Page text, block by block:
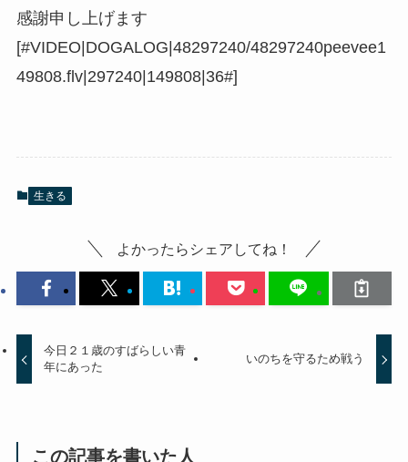
感謝申し上げます
[#VIDEO|DOGALOG|48297240/48297240peevee1
49808.flv|297240|149808|36#]
生きる
よかったらシェアしてね！
今日２１歳のすばらしい青
年にあった
いのちを守るため戦う
この記事を書いた人